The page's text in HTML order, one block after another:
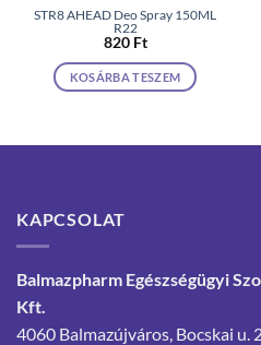
STR8 AHEAD Deo Spray 150ML
R22
820 Ft
KOSÁRBA TESZEM
KAPCSOLAT
Balmazpharm Egészségügyi
Kft.
4060 Balmazújváros, Bocskai u.